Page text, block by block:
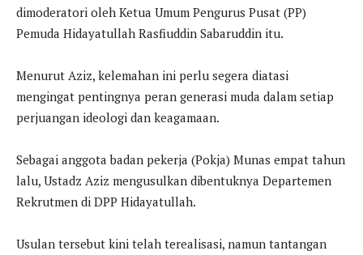
dimoderatori oleh Ketua Umum Pengurus Pusat (PP)
Pemuda Hidayatullah Rasfiuddin Sabaruddin itu.
Menurut Aziz, kelemahan ini perlu segera diatasi
mengingat pentingnya peran generasi muda dalam setiap
perjuangan ideologi dan keagamaan.
Sebagai anggota badan pekerja (Pokja) Munas empat tahun
lalu, Ustadz Aziz mengusulkan dibentuknya Departemen
Rekrutmen di DPP Hidayatullah.
Usulan tersebut kini telah terealisasi, namun tantangan